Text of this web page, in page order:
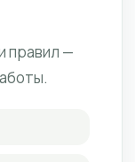
правил —